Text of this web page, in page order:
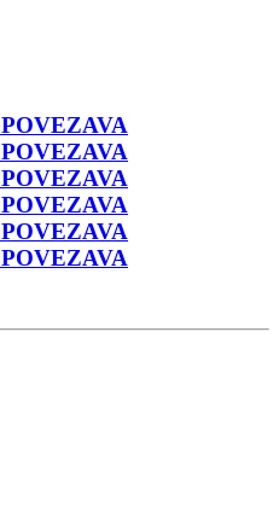
POVEZAVA
POVEZAVA
POVEZAVA
POVEZAVA
POVEZAVA
POVEZAVA